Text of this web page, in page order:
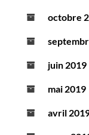
octobre
juin 2019
mai 2019
avril